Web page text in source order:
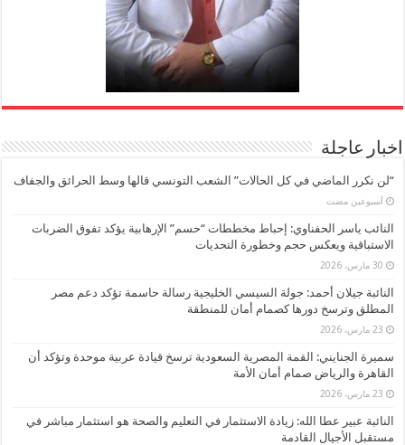
اخبار عاجلة
“لن نكرر الماضي في كل الحالات” الشعب التونسي قالها وسط الحرائق والجفاف
‏أسبوعين مضت
النائب ياسر الحفناوي: إحباط مخططات “حسم” الإرهابية يؤكد تفوق الضربات
الاستباقية ويعكس حجم وخطورة التحديات
30 مارس، 2026
النائبة جيلان أحمد: جولة السيسي الخليجية رسالة حاسمة تؤكد دعم مصر
المطلق وترسخ دورها كصمام أمان للمنطقة
23 مارس، 2026
سميرة الجنايني: القمة المصرية السعودية ترسخ قيادة عربية موحدة وتؤكد أن
القاهرة والرياض صمام أمان الأمة
23 مارس، 2026
النائبة عبير عطا الله: زيادة الاستثمار في التعليم والصحة هو استثمار مباشر في
مستقبل الأجيال القادمة